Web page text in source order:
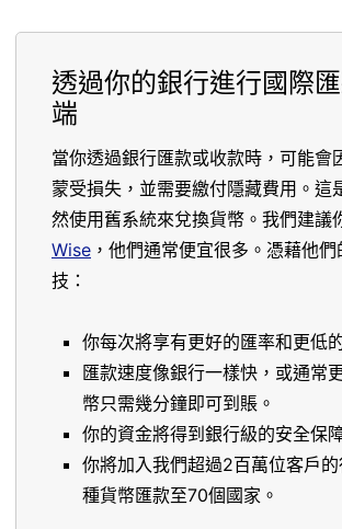
透過你的銀行進行國際
端
當你透過銀行匯款或收款時，可能會
蒙受損失，並需要繳付隱藏費用。這
然使用舊系統來兌換貨幣。我們建議
Wise ，他們通常便宜很多。憑藉他
技：
你每次將享有更好的匯率和更低
匯款速度像銀行一樣快，或通常
幣只需幾分鐘即可到賬。
你的資金將得到銀行級的安全保
你將加入我們超過2百萬位客戶
種貨幣匯款至70個國家。